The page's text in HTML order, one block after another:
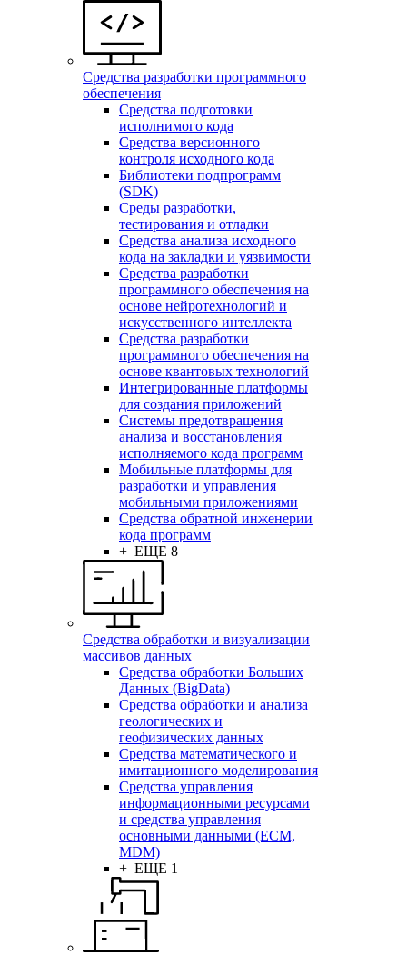
Средства разработки программного
обеспечения
Средства подготовки
исполнимого кода
Средства версионного
контроля исходного кода
Библиотеки подпрограмм
(SDK)
Среды разработки,
тестирования и отладки
Средства анализа исходного
кода на закладки и уязвимости
Средства разработки
программного обеспечения на
основе нейротехнологий и
искусственного интеллекта
Средства разработки
программного обеспечения на
основе квантовых технологий
Интегрированные платформы
для создания приложений
Системы предотвращения
анализа и восстановления
исполняемого кода программ
Мобильные платформы для
разработки и управления
мобильными приложениями
Средства обратной инженерии
кода программ
+ ЕЩЕ 8
Средства обработки и визуализации
массивов данных
Средства обработки Больших
Данных (BigData)
Средства обработки и анализа
геологических и
геофизических данных
Средства математического и
имитационного моделирования
Средства управления
информационными ресурсами
и средства управления
основными данными (ECM,
MDM)
+ ЕЩЕ 1